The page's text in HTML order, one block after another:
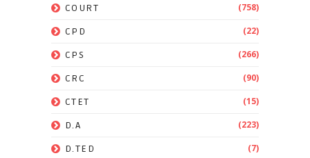
COURT (758)
CPD (22)
CPS (266)
CRC (90)
CTET (15)
D.A (223)
D.TED (7)